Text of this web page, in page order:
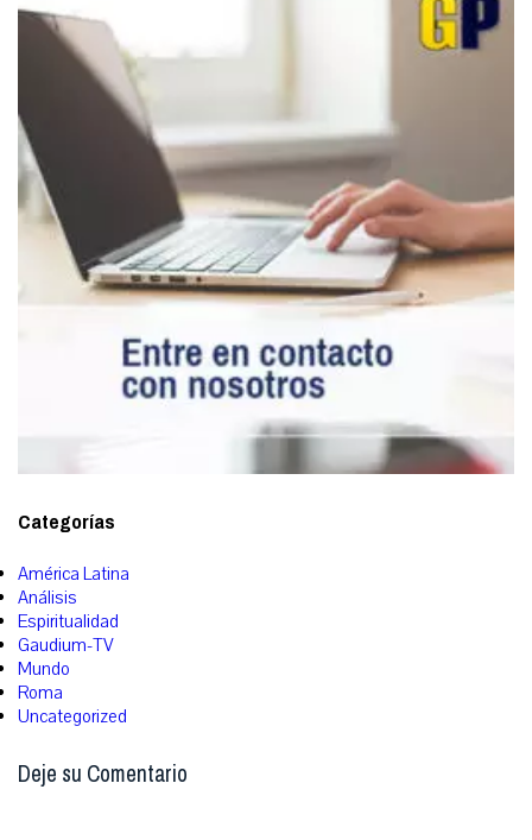
Categorías
América Latina
Análisis
Espiritualidad
Gaudium-TV
Mundo
Roma
Uncategorized
Deje su Comentario